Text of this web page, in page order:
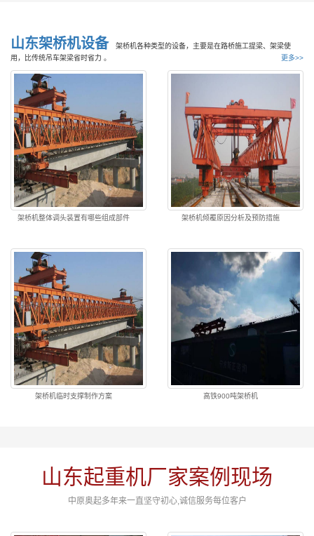
山东架桥机设备
架桥机各种类型的设备，主要是在路桥施工提梁、架梁使
用，比传统吊车架梁省时省力 。
更多>>
架桥机整体调头装置有哪些组成部件 架桥机倾覆原因分析及预防措施
架桥机临时支撑制作方案 高铁900吨架桥机
山东起重机厂家案例现场
中原奥起多年来一直坚守初心,诚信服务每位客户